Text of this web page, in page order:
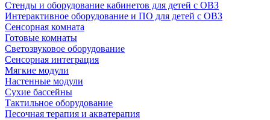
Стенды и оборудование кабинетов для детей с ОВЗ
Интерактивное оборудование и ПО для детей с ОВЗ
Сенсорная комната
Готовые комнаты
Светозвуковое оборудование
Сенсорная интеграция
Мягкие модули
Настенные модули
Сухие бассейны
Тактильное оборудование
Песочная терапия и акватерапия